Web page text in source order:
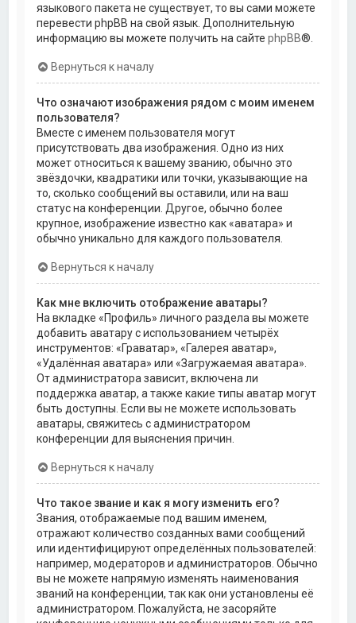
языкового пакета не существует, то вы сами можете
перевести phpBB на свой язык. Дополнительную
информацию вы можете получить на сайтеphpBB®.
Вернуться к началу
Что означают изображения рядом с моим именем
пользователя?
Вместе с именем пользователя могут
присутствовать два изображения. Одно из них
может относиться к вашему званию, обычно это
звёздочки, квадратики или точки, указывающие на
то, сколько сообщений вы оставили, или на ваш
статус на конференции. Другое, обычно более
крупное, изображение известно как «аватара» и
обычно уникально для каждого пользователя.
Вернуться к началу
Как мне включить отображение аватары?
На вкладке «Профиль» личного раздела вы можете
добавить аватару с использованием четырёх
инструментов: «Граватар», «Галерея аватар»,
«Удалённая аватара» или «Загружаемая аватара».
От администратора зависит, включена ли
поддержка аватар, а также какие типы аватар могут
быть доступны. Если вы не можете использовать
аватары, свяжитесь с администратором
конференции для выяснения причин.
Вернуться к началу
Что такое звание и как я могу изменить его?
Звания, отображаемые под вашим именем,
отражают количество созданных вами сообщений
или идентифицируют определённых пользователей:
например, модераторов и администраторов. Обычно
вы не можете напрямую изменять наименования
званий на конференции, так как они установлены её
администратором. Пожалуйста, не засоряйте